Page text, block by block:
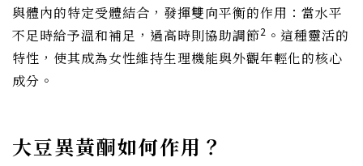
與體內的特定受體結合，發揮雙向平衡的作用：當水平
不足時給予溫和補足，過高時則協助調節2 。這種靈活的
特性，使其成為女性維持生理機能與外觀年輕化的核心
成分。
大豆異黃酮如何作用？